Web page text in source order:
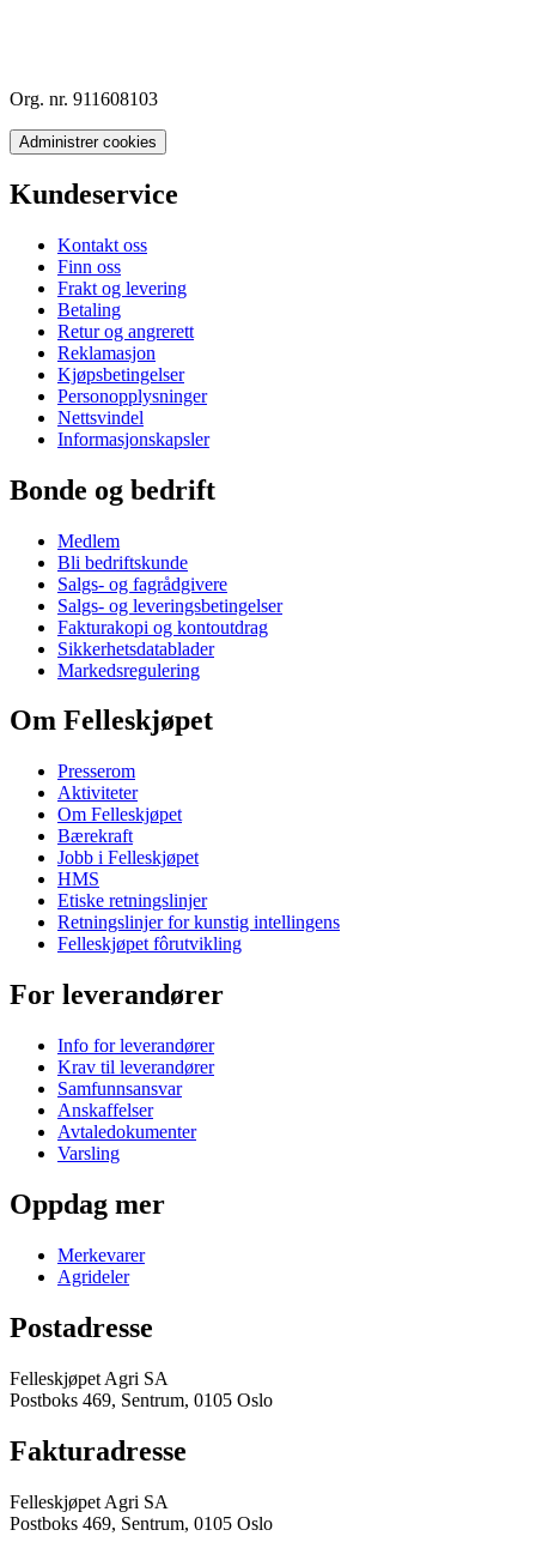
Org. nr. 911608103
Administrer cookies
Kundeservice
Kontakt oss
Finn oss
Frakt og levering
Betaling
Retur og angrerett
Reklamasjon
Kjøpsbetingelser
Personopplysninger
Nettsvindel
Informasjonskapsler
Bonde og bedrift
Medlem
Bli bedriftskunde
Salgs- og fagrådgivere
Salgs- og leveringsbetingelser
Fakturakopi og kontoutdrag
Sikkerhetsdatablader
Markedsregulering
Om Felleskjøpet
Presserom
Aktiviteter
Om Felleskjøpet
Bærekraft
Jobb i Felleskjøpet
HMS
Etiske retningslinjer
Retningslinjer for kunstig intellingens
Felleskjøpet fôrutvikling
For leverandører
Info for leverandører
Krav til leverandører
Samfunnsansvar
Anskaffelser
Avtaledokumenter
Varsling
Oppdag mer
Merkevarer
Agrideler
Postadresse
Felleskjøpet Agri SA
Postboks 469, Sentrum, 0105 Oslo
Fakturadresse
Felleskjøpet Agri SA
Postboks 469, Sentrum, 0105 Oslo